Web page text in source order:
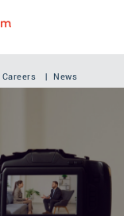
Careers News